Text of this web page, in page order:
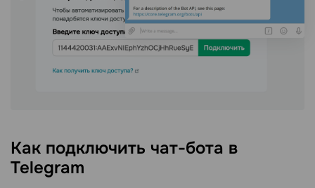
Как подключить чат-бота в
Telegram